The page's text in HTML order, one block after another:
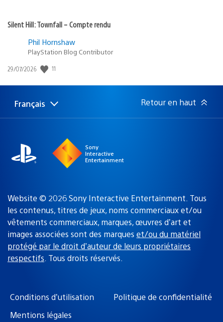
Silent Hill: Townfall – Compte rendu
Phil Hornshaw
PlayStation Blog Contributor
Date
publication
29/07/2026 11
Choisir
Région
Français Retour en haut
Sony
Interactive
Entertainment
Website © 2026 Sony Interactive Entertainment. Tous
les contenus, titres de jeux, noms commerciaux et/ou
vêtements commerciaux, marques, œuvres d’art et
images associées sont des marques et/ou du matériel
protégé par le droit d’auteur de leurs propriétaires
respectifs. Tous droits réservés.
Conditions d’utilisation
Politique de confidentialité
Mentions légales